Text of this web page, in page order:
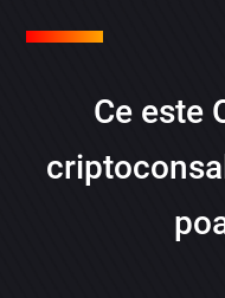
Ce este